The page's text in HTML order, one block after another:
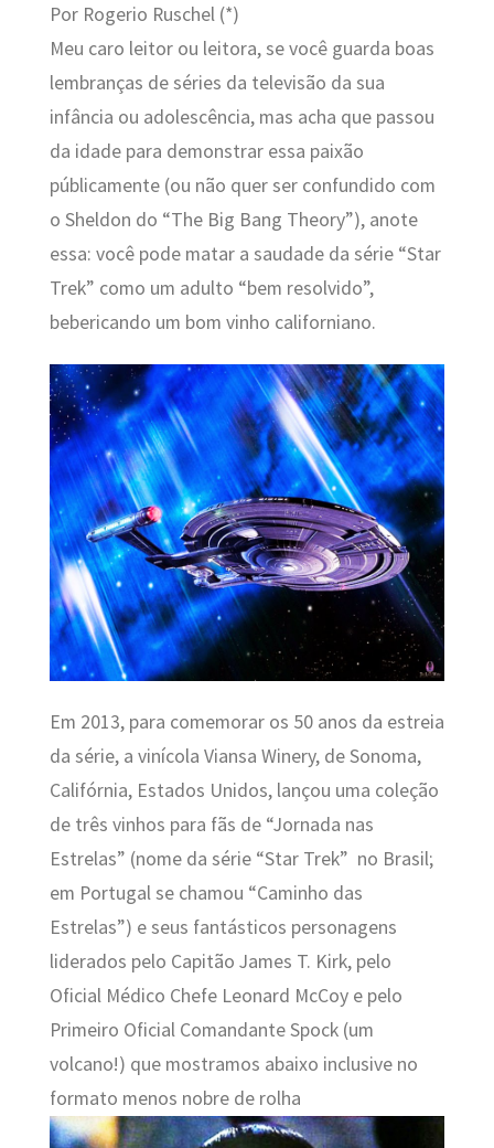
Por Rogerio Ruschel (*)
Meu caro leitor ou leitora, se você guarda boas
lembranças de séries da televisão da sua
infância ou adolescência, mas acha que passou
da idade para demonstrar essa paixão
públicamente (ou não quer ser confundido com
o Sheldon do “The Big Bang Theory”), anote
essa: você pode matar a saudade da série “Star
Trek” como um adulto “bem resolvido”,
bebericando um bom vinho californiano.
Em 2013, para comemorar os 50 anos da estreia
da série, a vinícola Viansa Winery, de Sonoma,
Califórnia, Estados Unidos, lançou uma coleção
de três vinhos para fãs de “Jornada nas
Estrelas” (nome da série “Star Trek” no Brasil;
em Portugal se chamou “Caminho das
Estrelas”) e seus fantásticos personagens
liderados pelo Capitão James T. Kirk, pelo
Oficial Médico Chefe Leonard McCoy e pelo
Primeiro Oficial Comandante Spock (um
volcano!) que mostramos abaixo inclusive no
formato menos nobre de rolha